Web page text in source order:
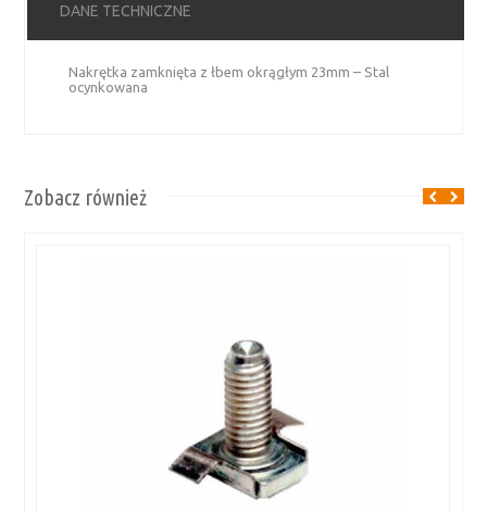
DANE TECHNICZNE
Nakrętka zamknięta z łbem okrągłym 23mm – Stal
ocynkowana
Zobacz również